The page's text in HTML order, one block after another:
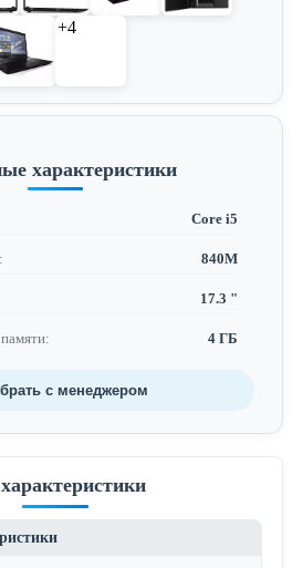
+4
характеристики
Core i5
840M
17.3 "
4 ГБ
с менеджером